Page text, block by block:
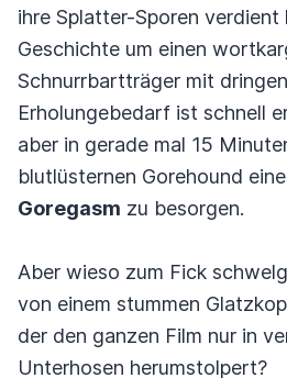
ihre Splatter-Sporen verdient
Geschichte um einen
Schnurrbartträger mit
Erholungebedarf ist schnell
aber in gerade mal 15
blutlüsternen Gorehound
Goregasm zu besorgen.
Aber wieso zum Fick
von einem stummen
der den ganzen Film nur in
Unterhosen herumstolpert?